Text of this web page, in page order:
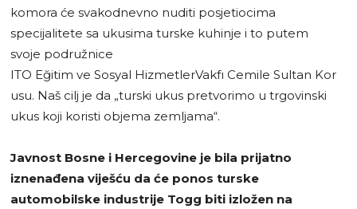
komora će svakodnevno nuditi posjetiocima
specijalitete sa ukusima turske kuhinje i to putem
svoje podružnice
ITO Eğitim ve Sosyal HizmetlerVakfı Cemile Sultan Kor
usu. Naš cilj je da „turski ukus pretvorimo u trgovinski
ukus koji koristi objema zemljama“.
Javnost Bosne i Hercegovine je bila prijatno
iznenađena viješću da će ponos turske
automobilske industrije Togg biti izložen na